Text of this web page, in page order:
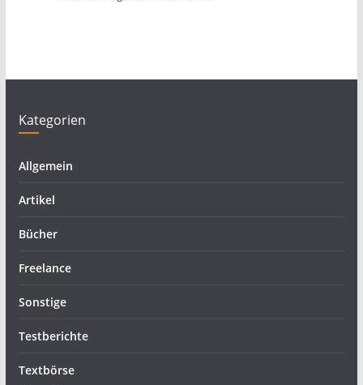
Kategorien
Allgemein
Artikel
Bücher
Freelance
Sonstige
Testberichte
Textbörse